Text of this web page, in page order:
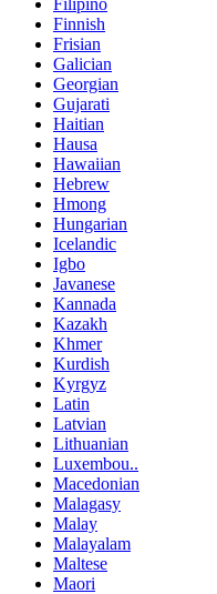
Filipino
Finnish
Frisian
Galician
Georgian
Gujarati
Haitian
Hausa
Hawaiian
Hebrew
Hmong
Hungarian
Icelandic
Igbo
Javanese
Kannada
Kazakh
Khmer
Kurdish
Kyrgyz
Latin
Latvian
Lithuanian
Luxembou..
Macedonian
Malagasy
Malay
Malayalam
Maltese
Maori